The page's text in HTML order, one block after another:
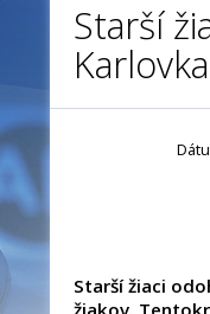
Starší
Karlovka
Starší žiaci
žiakov.